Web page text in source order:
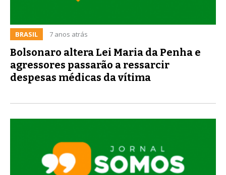
BRASIL 7 anos atrás
Bolsonaro altera Lei Maria da Penha e
agressores passarão a ressarcir
despesas médicas da vítima